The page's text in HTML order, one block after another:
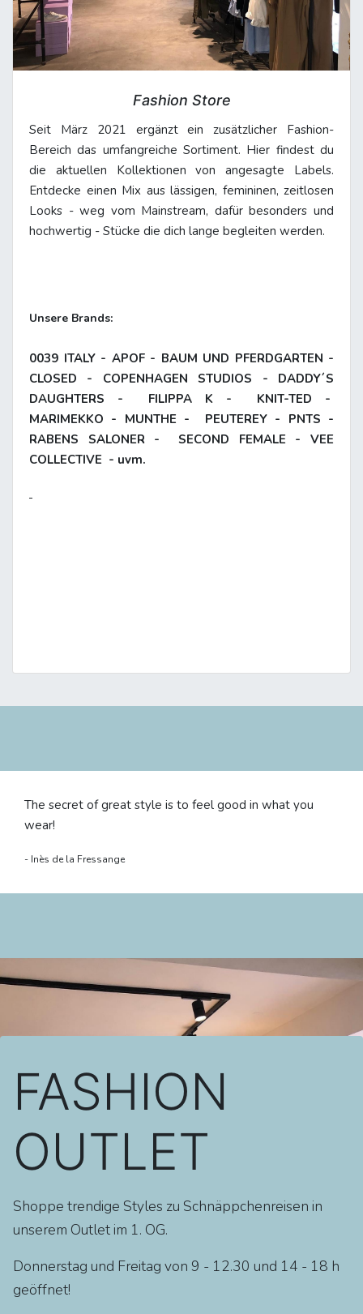
Fashion Store
Seit März 2021 ergänzt ein zusätzlicher Fashion-
Bereich das umfangreiche Sortiment. Hier findest du
die aktuellen Kollektionen von angesagte Labels.
Entdecke einen Mix aus lässigen, femininen, zeitlosen
Looks - weg vom Mainstream, dafür besonders und
hochwertig - Stücke die dich lange begleiten werden.
Unsere Brands:
0039 ITALY - APOF - BAUM UND PFERDGARTEN -
CLOSED - COPENHAGEN STUDIOS - DADDY´S
DAUGHTERS - FILIPPA K - KNIT-TED -
MARIMEKKO - MUNTHE - PEUTEREY - PNTS -
RABENS SALONER - SECOND FEMALE - VEE
COLLECTIVE - uvm.
The secret of great style is to feel good in what you
wear!
- Inès de la Fressange
FASHION
OUTLET
Shoppe trendige Styles zu Schnäppchenreisen in
unserem Outlet im 1. OG.
Donnerstag und Freitag von 9 - 12.30 und 14 - 18 h
geöffnet!